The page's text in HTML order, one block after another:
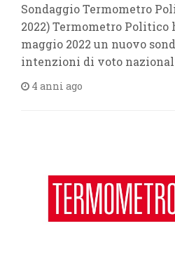
Sondaggio Termometro
2022) Termometro Politico
maggio 2022 un nuovo
intenzioni di voto
4 anni ago